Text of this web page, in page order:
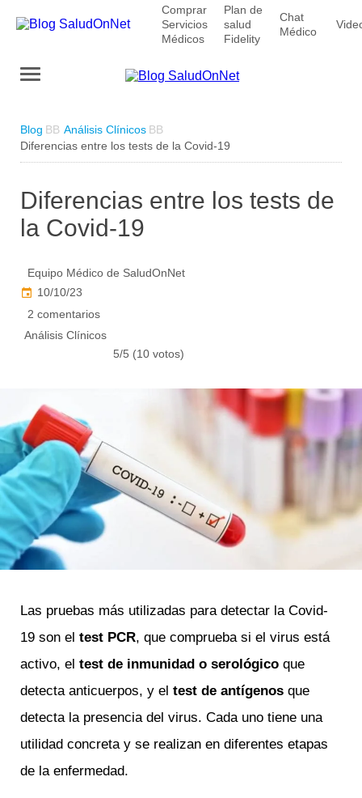
Comprar
Servicios
Médicos
Plan de
salud
Fidelity
Chat
Médico
Blog
Análisis Clínicos
Diferencias entre los tests de la Covid-19
Diferencias entre los tests de
la Covid-19
Equipo Médico de SaludOnNet
10/10/23
2 comentarios
Análisis Clínicos
5/5 (10 votos)
Las pruebas más utilizadas para detectar la Covid-
19 son el test PCR, que comprueba si el virus está
activo, el test de inmunidad o serológico que
detecta anticuerpos, y el test de antígenos que
detecta la presencia del virus. Cada uno tiene una
utilidad concreta y se realizan en diferentes etapas
de la enfermedad.